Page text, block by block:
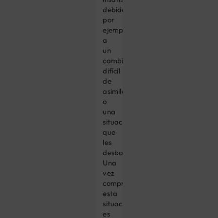
debidos
por
ejemplo
a
un
cambio
difícil
de
asimilar
o
una
situación
que
les
desborda.
Una
vez
comprendida
esta
situación,
es